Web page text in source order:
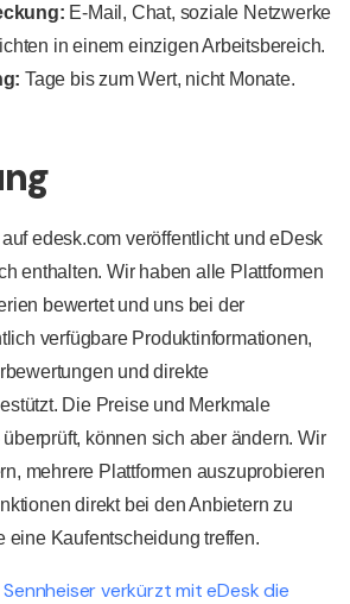
E-Mail, Chat, soziale Netzwerke
in einem einzigen Arbeitsbereich.
Tage bis zum Wert, nicht Monate.
edesk.com veröffentlicht und eDesk
enthalten. Wir haben alle Plattformen
bewertet und uns bei der
verfügbare Produktinformationen,
und direkte
Die Preise und Merkmale
können sich aber ändern. Wir
mehrere Plattformen auszuprobieren
direkt bei den Anbietern zu
eine Kaufentscheidung treffen.
Sennheiser verkürzt mit eDesk die